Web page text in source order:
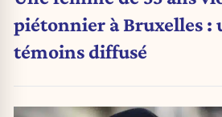
piétonnier à Bruxelles :
témoins diffusé